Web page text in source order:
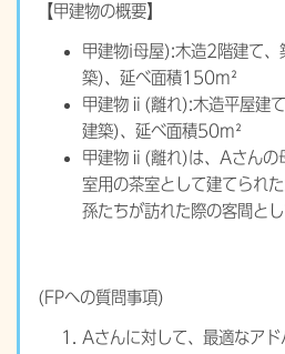
【甲建物の概要】
甲建物i母屋):木造2階建て
築)、延べ面積150m²
甲建物ⅱ(離れ):木造平屋建
建築)、延べ面積50m²
甲建物ⅱ(離れ)は、Aさんの
室用の茶室として建てられ
孫たちが訪れた際の客間とし
(FPへの質問事項)
Aさんに対して、最適なアド